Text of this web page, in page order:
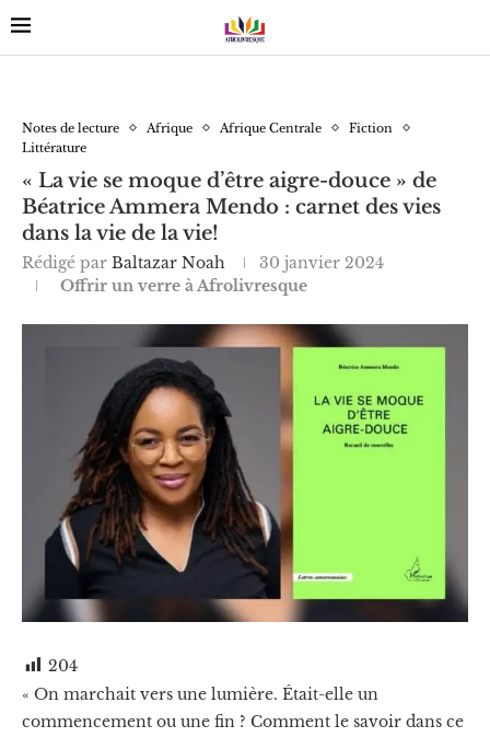
Notes de lecture Afrique Afrique Centrale
Fiction
Littérature
« La vie se moque d’être aigre-douce » de
Béatrice Ammera Mendo : carnet des vies
dans la vie de la vie!
Rédigé par Baltazar Noah
30 janvier 2024
Offrir un verre à Afrolivresque
204
« On marchait vers une lumière. Était-elle un
commencement ou une fin ? Comment le savoir dans ce